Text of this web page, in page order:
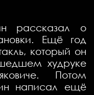
рассказал о
Ещё год
который он
худруке
Потом
написал ещё